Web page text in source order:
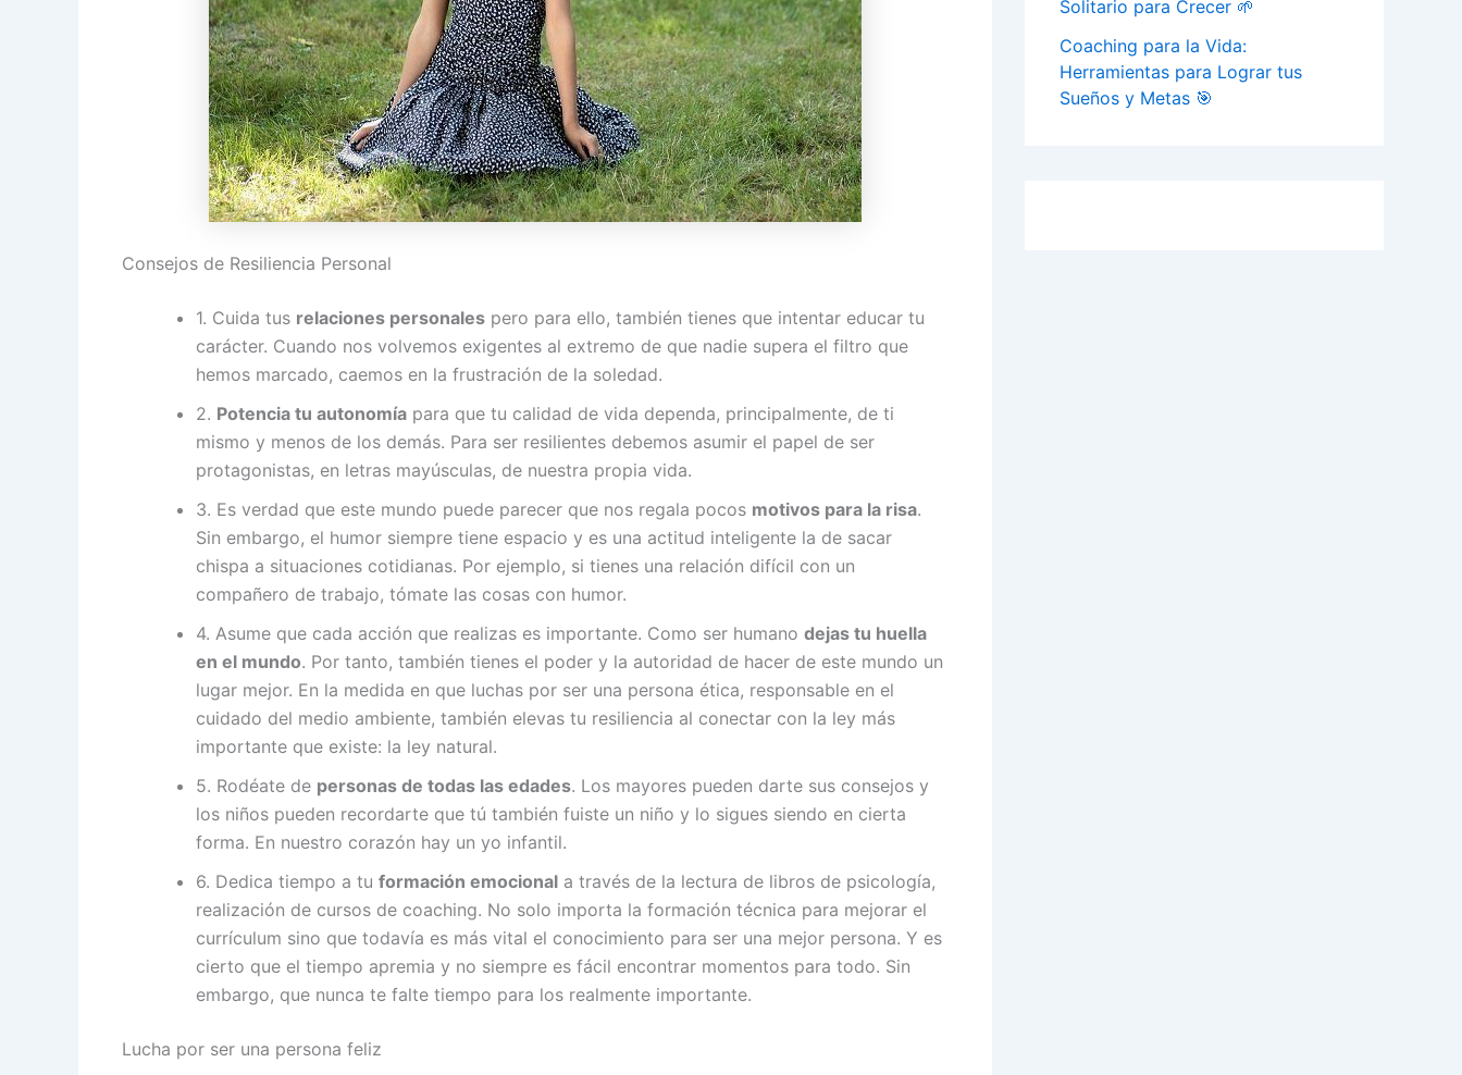
Consejos de Resiliencia Personal
1. Cuida tus relaciones personales pero para ello, también tienes que intentar educar tu
carácter. Cuando nos volvemos exigentes al extremo de que nadie supera el filtro que
hemos marcado, caemos en la frustración de la soledad.
2. Potencia tu autonomía para que tu calidad de vida dependa, principalmente, de ti
mismo y menos de los demás. Para ser resilientes debemos asumir el papel de ser
protagonistas, en letras mayúsculas, de nuestra propia vida.
3. Es verdad que este mundo puede parecer que nos regala pocos motivos para la risa.
Sin embargo, el humor siempre tiene espacio y es una actitud inteligente la de sacar
chispa a situaciones cotidianas. Por ejemplo, si tienes una relación difícil con un
compañero de trabajo, tómate las cosas con humor.
4. Asume que cada acción que realizas es importante. Como ser humano dejas tu huella
en el mundo. Por tanto, también tienes el poder y la autoridad de hacer de este mundo un
lugar mejor. En la medida en que luchas por ser una persona ética, responsable en el
cuidado del medio ambiente, también elevas tu resiliencia al conectar con la ley más
importante que existe: la ley natural.
5. Rodéate de personas de todas las edades. Los mayores pueden darte sus consejos y
los niños pueden recordarte que tú también fuiste un niño y lo sigues siendo en cierta
forma. En nuestro corazón hay un yo infantil.
6. Dedica tiempo a tu formación emocional a través de la lectura de libros de psicología,
realización de cursos de coaching. No solo importa la formación técnica para mejorar el
currículum sino que todavía es más vital el conocimiento para ser una mejor persona. Y es
cierto que el tiempo apremia y no siempre es fácil encontrar momentos para todo. Sin
embargo, que nunca te falte tiempo para los realmente importante.
Lucha por ser una persona feliz
Solitario para Crecer 🌱
Coaching para la Vida:
Herramientas para Lograr tus
Sueños y Metas 🎯